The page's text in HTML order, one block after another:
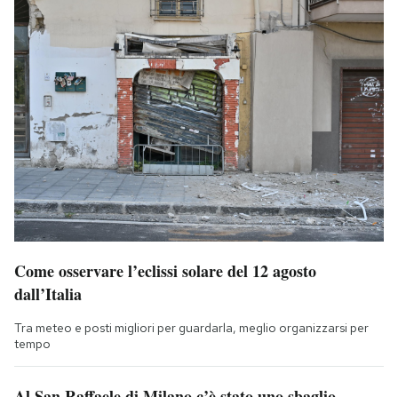
Come osservare l’eclissi solare del 12 agosto
dall’Italia
Tra meteo e posti migliori per guardarla, meglio organizzarsi per
tempo